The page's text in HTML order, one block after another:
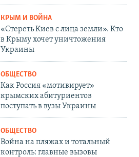
КРЫМ И ВОЙНА
«Стереть Киев с лица земли». Кто
в Крыму хочет уничтожения
Украины
ОБЩЕСТВО
Как Россия «мотивирует»
крымских абитуриентов
поступать в вузы Украины
ОБЩЕСТВО
Война на пляжах и тотальный
контроль: главные вызовы